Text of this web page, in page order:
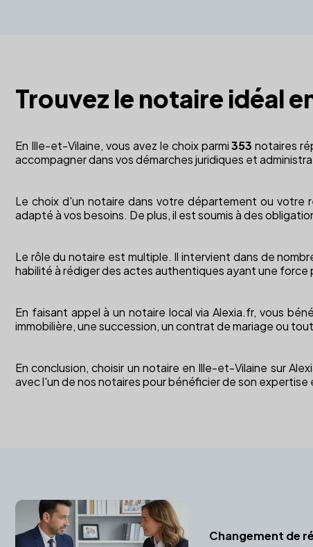
Trouvez le notaire idéal
En Ille-et-Vilaine, vous avez le choix parmi353 notaires
accompagner dans vos démarches juridiques et
Le choix d'un notaire dans votre département ou votre
adapté à vos besoins. De plus, il est soumis à des
Le rôle du notaire est multiple. Il intervient dans de
habilité à rédiger des actes authentiques ayant une
En faisant appel à un notaire local via Alexia.fr, vous
immobilière, une succession, un contrat de mariage ou
En conclusion, choisir un notaire en Ille-et-Vilaine sur
avec l'un de nos notaires pour bénéficier de son
Changement de